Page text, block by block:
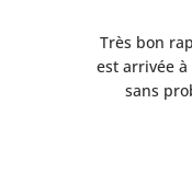
Très bon
est arrivée à
sans